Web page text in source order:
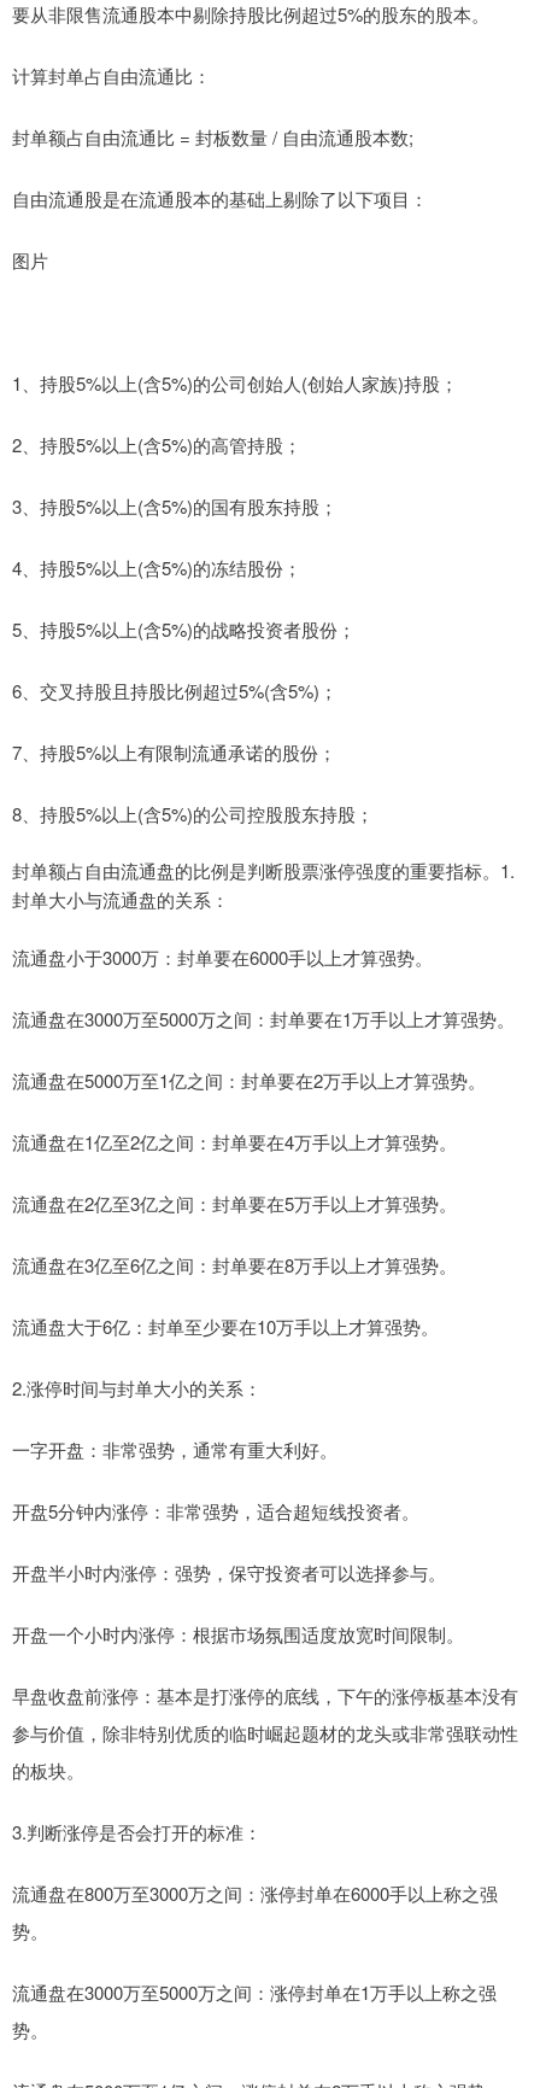
要从非限售流通股本中剔除持股比例超过5%的股东的股本。
计算封单占自由流通比：
封单额占自由流通比 = 封板数量 / 自由流通股本数;
自由流通股是在流通股本的基础上剔除了以下项目：
图片
1、持股5%以上(含5%)的公司创始人(创始人家族)持股；
2、持股5%以上(含5%)的高管持股；
3、持股5%以上(含5%)的国有股东持股；
4、持股5%以上(含5%)的冻结股份；
5、持股5%以上(含5%)的战略投资者股份；
6、交叉持股且持股比例超过5%(含5%)；
7、持股5%以上有限制流通承诺的股份；
8、持股5%以上(含5%)的公司控股股东持股；
封单额占自由流通盘的比例是判断股票涨停强度的重要指标。‌‌1.
封单大小与流通盘的关系‌：
‌流通盘小于3000万‌：封单要在6000手以上才算强势。
‌流通盘在3000万至5000万之间‌：封单要在1万手以上才算强势。
‌流通盘在5000万至1亿之间‌：封单要在2万手以上才算强势。
‌流通盘在1亿至2亿之间‌：封单要在4万手以上才算强势。
‌流通盘在2亿至3亿之间‌：封单要在5万手以上才算强势。
‌流通盘在3亿至6亿之间‌：封单要在8万手以上才算强势。
‌流通盘大于6亿‌：封单至少要在10万手以上才算强势。
2‌.涨停时间与封单大小的关系‌：
‌一字开盘‌：非常强势，通常有重大利好。
‌开盘5分钟内涨停‌：非常强势，适合超短线投资者。
‌开盘半小时内涨停‌：强势，保守投资者可以选择参与。
‌开盘一个小时内涨停‌：根据市场氛围适度放宽时间限制。
‌早盘收盘前涨停‌：基本是打涨停的底线，下午的涨停板基本没有
参与价值，除非特别优质的临时崛起题材的龙头或非常强联动性
的板块。
‌3.判断涨停是否会打开的标准‌：
‌流通盘在800万至3000万之间‌：涨停封单在6000手以上称之强
势。
‌流通盘在3000万至5000万之间‌：涨停封单在1万手以上称之强
势。